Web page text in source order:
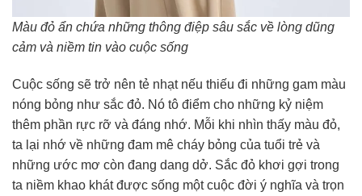
Màu đỏ ẩn chứa những thông điệp sâu sắc về lòng dũng
cảm và niềm tin vào cuộc sống
Cuộc sống sẽ trở nên tẻ nhạt nếu thiếu đi những gam màu
nóng bỏng như sắc đỏ. Nó tô điểm cho những kỷ niệm
thêm phần rực rỡ và đáng nhớ. Mỗi khi nhìn thấy màu đỏ,
ta lại nhớ về những đam mê cháy bỏng của tuổi trẻ và
những ước mơ còn đang dang dở. Sắc đỏ khơi gợi trong
ta niềm khao khát được sống một cuộc đời ý nghĩa và trọn